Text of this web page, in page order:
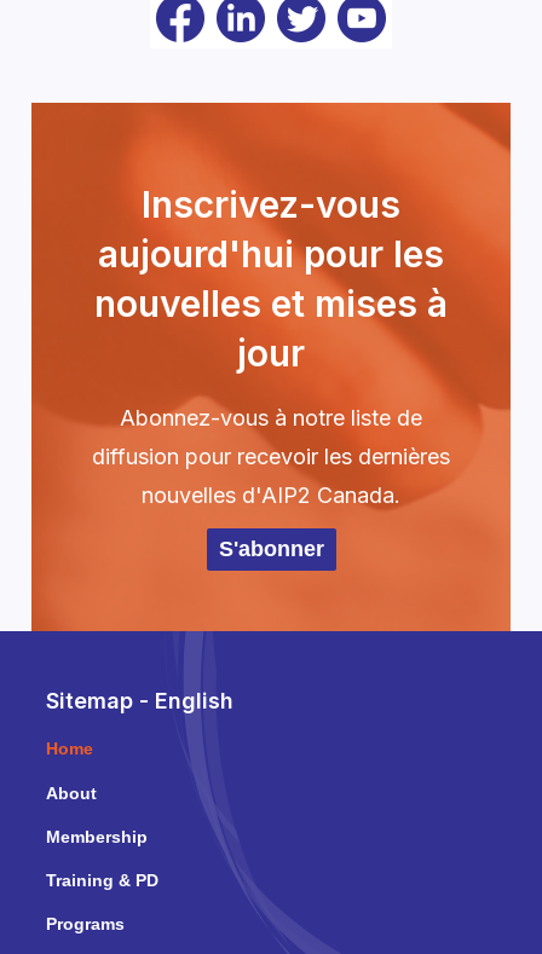
Inscrivez-vous
aujourd'hui pour les
nouvelles et mises à
jour
Abonnez-vous à notre liste de
diffusion pour recevoir les dernières
nouvelles d'AIP2 Canada.
S'abonner
Sitemap - English
Home
About
Membership
Training & PD
Programs